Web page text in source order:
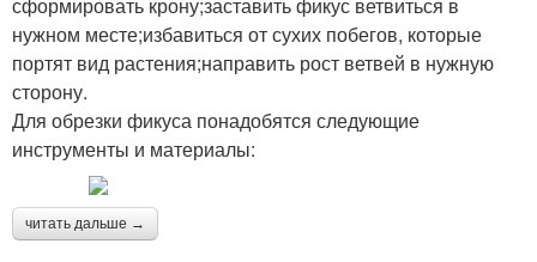
нужном месте;избавиться от сухих побегов, которые
портят вид растения;направить рост ветвей в нужную
сторону.
Для обрезки фикуса понадобятся следующие
инструменты и материалы:
читать дальше →